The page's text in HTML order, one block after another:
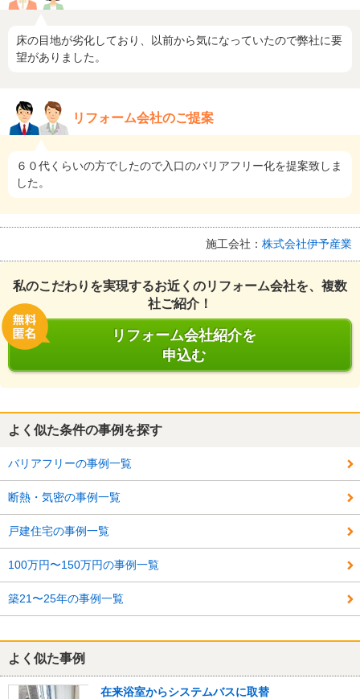
床の目地が劣化しており、以前から気になっていたので弊社に要
望がありました。
リフォーム会社のご提案
６０代くらいの方でしたので入口のバリアフリー化を提案致しま
した。
施工会社： 株式会社伊予産業
私のこだわりを実現するお近くのリフォーム会社を、複数
社ご紹介！
リフォーム会社紹介を
申込む
よく似た条件の事例を探す
バリアフリーの事例一覧
断熱・気密の事例一覧
戸建住宅の事例一覧
100万円〜150万円の事例一覧
築21〜25年の事例一覧
よく似た事例
在来浴室からシステムバスに取替